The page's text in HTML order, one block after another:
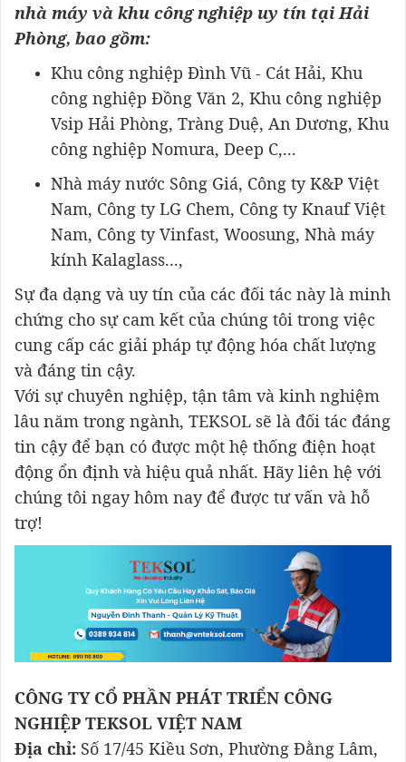
nhà máy và khu công nghiệp uy tín tại Hải
Phòng, bao gồm:
Khu công nghiệp Đình Vũ - Cát Hải, Khu
công nghiệp Đồng Văn 2, Khu công nghiệp
Vsip Hải Phòng, Tràng Duệ, An Dương, Khu
công nghiệp Nomura, Deep C,...
Nhà máy nước Sông Giá, Công ty K&P Việt
Nam, Công ty LG Chem, Công ty Knauf Việt
Nam, Công ty Vinfast, Woosung, Nhà máy
kính Kalaglass...,
Sự đa dạng và uy tín của các đối tác này là minh
chứng cho sự cam kết của chúng tôi trong việc
cung cấp các giải pháp tự động hóa chất lượng
và đáng tin cậy.
Với sự chuyên nghiệp, tận tâm và kinh nghiệm
lâu năm trong ngành, TEKSOL sẽ là đối tác đáng
tin cậy để bạn có được một hệ thống điện hoạt
động ổn định và hiệu quả nhất. Hãy liên hệ với
chúng tôi ngay hôm nay để được tư vấn và hỗ
trợ!
CÔNG TY CỔ PHẦN PHÁT TRIỂN CÔNG
NGHIỆP TEKSOL VIỆT NAM
Địa chỉ: Số 17/45 Kiều Sơn, Phường Đằng Lâm,